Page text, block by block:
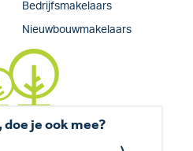
Bedrijfsmakelaars
Nieuwbouwmakelaars
je ook mee?